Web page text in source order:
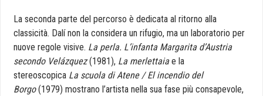
La seconda parte del percorso è dedicata al ritorno alla
classicità. Dalí non la considera un rifugio, ma un laboratorio per
nuove regole visive. La perla. L’infanta Margarita d’Austria
secondo Velázquez(1981), La merlettaiae la
stereoscopica La scuola di Atene / El incendio del
Borgo(1979) mostrano l’artista nella sua fase più consapevole,